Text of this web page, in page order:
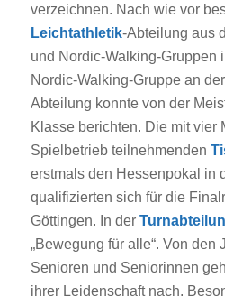
verzeichnen. Nach wie vor
Leichtathletik-Abteilung aus
und Nordic-Walking-Gruppen
Nordic-Walking-Gruppe an
Abteilung konnte von der
Klasse berichten. Die mit vier
Spielbetrieb teilnehmenden
erstmals den Hessenpokal in
qualifizierten sich für die
Göttingen. In der
„Bewegung für alle“. Von den
Senioren und Seniorinnen
ihrer Leidenschaft nach.